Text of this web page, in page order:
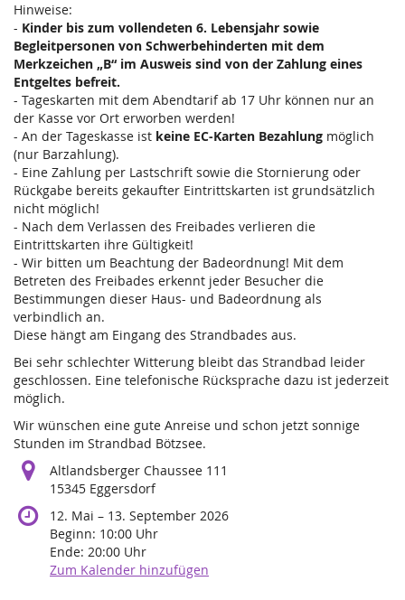
Hinweise:
- Kinder bis zum vollendeten 6. Lebensjahr sowie
Begleitpersonen von Schwerbehinderten mit dem
Merkzeichen „B“ im Ausweis sind von der Zahlung eines
Entgeltes befreit.
- Tageskarten mit dem Abendtarif ab 17 Uhr können nur an
der Kasse vor Ort erworben werden!
- An der Tageskasse ist keine EC-Karten Bezahlung möglich
(nur Barzahlung).
- Eine Zahlung per Lastschrift sowie die Stornierung oder
Rückgabe bereits gekaufter Eintrittskarten ist grundsätzlich
nicht möglich!
- Nach dem Verlassen des Freibades verlieren die
Eintrittskarten ihre Gültigkeit!
- Wir bitten um Beachtung der Badeordnung! Mit dem
Betreten des Freibades erkennt jeder Besucher die
Bestimmungen dieser Haus- und Badeordnung als
verbindlich an.
Diese hängt am Eingang des Strandbades aus.
Bei sehr schlechter Witterung bleibt das Strandbad leider
geschlossen. Eine telefonische Rücksprache dazu ist jederzeit
möglich.
Wir wünschen eine gute Anreise und schon jetzt sonnige
Stunden im Strandbad Bötzsee.
Altlandsberger Chaussee 111
15345 Eggersdorf
12. Mai –bis
13. September 2026
Beginn: 10:00 Uhr
Ende: 20:00 Uhr
Zum Kalender hinzufügen